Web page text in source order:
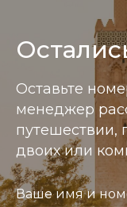
Оставьте
менеджер
путешествии,
двоих или
Ваше имя и